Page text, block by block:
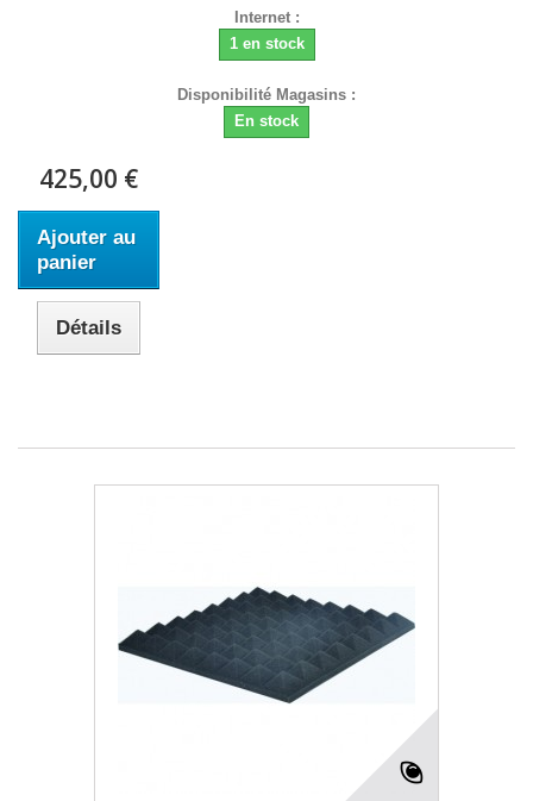
Internet :
1 en stock
Disponibilité Magasins :
En stock
425,00 €
Ajouter au
panier
Détails